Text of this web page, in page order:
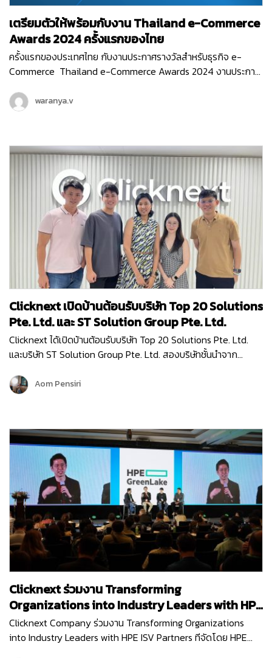
เตรียมตัวให้พร้อมกับงาน Thailand e-Commerce
Awards 2024 ครั้งแรกของไทย
ครั้งแรกของประเทศไทย กับงานประกาศรางวัลสำหรับธุรกิจ e-
Commerce Thailand e-Commerce Awards 2024 งานประกาศ
ยอดเยี่ยม ที่ช่วยสนับสนุนอีคอมเมิร์ซไทยให้เติบโต ขับเคลื่อนธุรกิจ
ออนไลน์ให้ก้าวไปในอนาคตได้อย่างเต็มประสิทธิภาพ ซึ่งงานนี้จัดขึ้น
Commerce Association) และ Clicknext ก็ร่วมเป็นพาร์ทเนอร์
สนับสนุน และร่วมเป็นกรรมการตัดสินรางวัลในงานอันทรงเกียรติ
ครั้งแรกของประเทศไทยด้วย…
waranya.v
Clicknext เปิดบ้านต้อนรับบริษัท Top 20 Solutions
Pte. Ltd. และ ST Solution Group Pte. Ltd.
Clicknext ได้เปิดบ้านต้อนรับบริษัท Top 20 Solutions Pte. Ltd.
และบริษัท ST Solution Group Pte. Ltd. สองบริษัทชั้นนำจาก
เยี่ยมครั้งนี้ก็เพื่อมาพูดคุยแลกเปลี่ยนข้อมูล…
Aom Pensiri
Clicknext ร่วมงาน Transforming
Organizations into Industry Leaders with HPE
ISV Partners
Clicknext Company ร่วมงาน Transforming Organizations
into Industry Leaders with HPE ISV Partners ทีจัดโดย HPE